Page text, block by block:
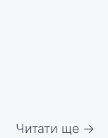
Читати ще →